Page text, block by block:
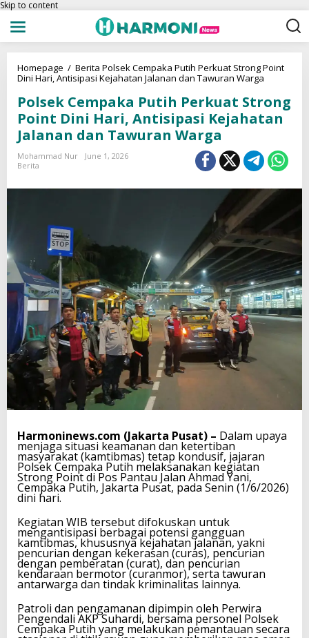
Skip to content
Homepage / Berita Polsek Cempaka Putih Perkuat Strong Point
Dini Hari, Antisipasi Kejahatan Jalanan dan Tawuran Warga
Polsek Cempaka Putih Perkuat Strong
Point Dini Hari, Antisipasi Kejahatan
Jalanan dan Tawuran Warga
Mohammad Nur
June 1, 2026
Berita
Harmoninews.com (Jakarta Pusat) – Dalam upaya
menjaga situasi keamanan dan ketertiban
masyarakat (kamtibmas) tetap kondusif, jajaran
Polsek Cempaka Putih melaksanakan kegiatan
Strong Point di Pos Pantau Jalan Ahmad Yani,
Cempaka Putih, Jakarta Pusat, pada Senin (1/6/2026)
dini hari.
Kegiatan WIB tersebut difokuskan untuk
mengantisipasi berbagai potensi gangguan
kamtibmas, khususnya kejahatan jalanan, yakni
pencurian dengan kekerasan (curas), pencurian
dengan pemberatan (curat), dan pencurian
kendaraan bermotor (curanmor), serta tawuran
antarwarga dan tindak kriminalitas lainnya.
Patroli dan pengamanan dipimpin oleh Perwira
Pengendali AKP Suhardi, bersama personel Polsek
Cempaka Putih yang melakukan pemantauan secara